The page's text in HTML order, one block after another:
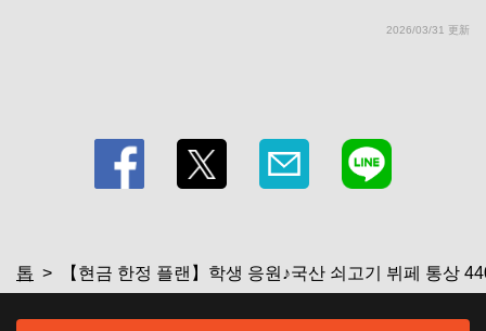
2026/03/31 更新
톱 【현금 한정 플랜】학생 응원♪국산 쇠고기 뷔페 통상